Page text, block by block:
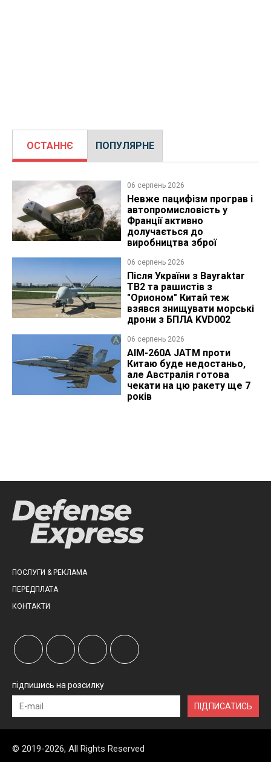
ОСТАННЄ ПОПУЛЯРНЕ
06 серпень 2026
Невже пацифізм програв і
автопромисловість у
Франції активно
долучається до
виробництва зброї
06 серпень 2026
Після України з Bayraktar
TB2 та рашистів з
"Орионом" Китай теж
взявся знищувати морські
дрони з БПЛА KVD002
06 серпень 2026
AIM-260A JATM проти
Китаю буде недостаньо,
але Австралія готова
чекати на цю ракету ще 7
років
ПОСЛУГИ & РЕКЛАМА
ПЕРЕДПЛАТА
КОНТАКТИ
підпишись на розсилку
ПІДПИСАТИСЬ
© 2019-2026, All Rights Reserved